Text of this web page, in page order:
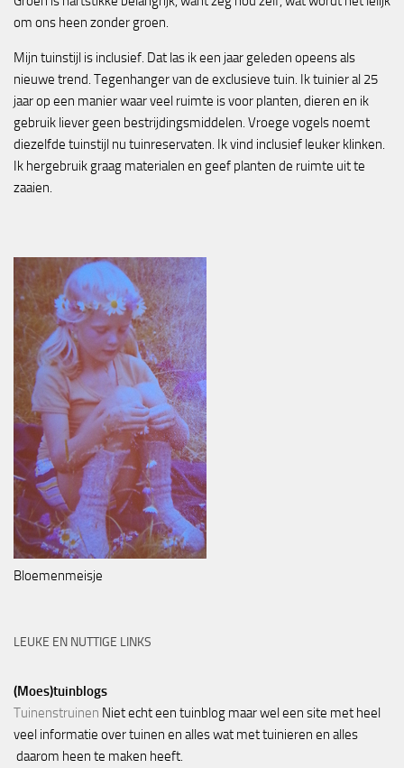
om ons heen zonder groen.
Mijn tuinstijl is inclusief. Dat las ik een jaar geleden opeens als
nieuwe trend. Tegenhanger van de exclusieve tuin. Ik tuinier al 25
jaar op een manier waar veel ruimte is voor planten, dieren en ik
gebruik liever geen bestrijdingsmiddelen. Vroege vogels noemt
diezelfde tuinstijl nu tuinreservaten. Ik vind inclusief leuker klinken.
Ik hergebruik graag materialen en geef planten de ruimte uit te
zaaien.
Bloemenmeisje
LEUKE EN NUTTIGE LINKS
(Moes)tuinblogs
Tuinenstruinen Niet echt een tuinblog maar wel een site met heel
veel informatie over tuinen en alles wat met tuinieren en alles
daarom heen te maken heeft.